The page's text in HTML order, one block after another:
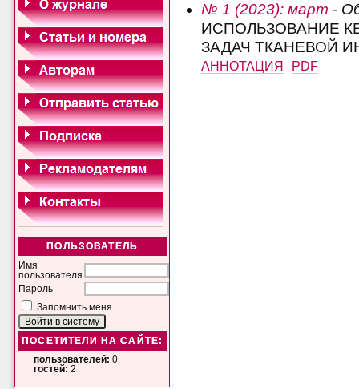
ПОЛЬЗОВАТЕЛЬ
Имя
пользователя
Пароль
Запомнить меня
ПОСЕТИТЕЛИ НА САЙТЕ:
пользователей: 0
гостей: 2
№ 1 (2023): март -
ИСПОЛЬЗОВАНИЕ
ЗАДАЧ ТКАНЕВОЙ
АННОТАЦИЯ PDF